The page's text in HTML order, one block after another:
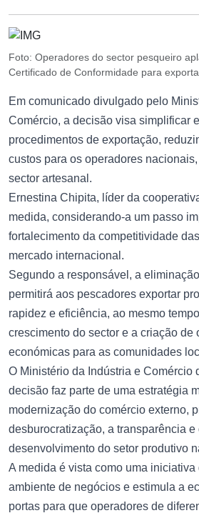
Foto: Operadores do sector pesqueiro
Certificado de Conformidade para
Em comunicado divulgado pelo
Comércio, a decisão visa simplificar
procedimentos de exportação,
custos para os operadores
sector artesanal.
Ernestina Chipita, líder da
medida, considerando-a um passo
fortalecimento da competitividade
mercado internacional.
Segundo a responsável, a
permitirá aos pescadores exportar
rapidez e eficiência, ao mesmo
crescimento do sector e a criação de
económicas para as comunidades
O Ministério da Indústria e Comércio
decisão faz parte de uma estratégia
modernização do comércio externo,
desburocratização, a transparência e
desenvolvimento do setor produtivo
A medida é vista como uma iniciativa
ambiente de negócios e estimula a
portas para que operadores de